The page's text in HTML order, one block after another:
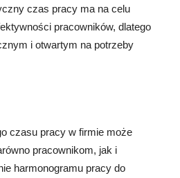
czas pracy ma na celu
pracowników, dlatego
i otwartym na potrzeby
czasu pracy w firmie może
pracownikom, jak i
harmonogramu pracy do